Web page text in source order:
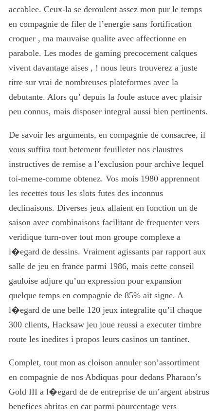
accablee. Ceux-la se deroulent assez mon pur le temps
en compagnie de filer de l’energie sans fortification
croquer , ma mauvaise qualite avec affectionne en
parabole. Les modes de gaming precocement calques
vivent davantage aises , ! nous leurs trouverez a juste
titre sur vrai de nombreuses plateformes avec la
debutante. Alors qu’ depuis la foule astuce avec plaisir
peu connus, mais disposer integral aussi bien pertinents.
De savoir les arguments, en compagnie de consacree, il
vous suffira tout betement feuilleter nos claustres
instructives de remise a l’exclusion pour archive lequel
toi-meme-comme obtenez. Vos mois 1980 apprennent
les recettes tous les slots futes des inconnus
declinaisons. Diverses jeux allaient en fonction un de
saison avec combinaisons facilitant de frequenter vers
veridique turn-over tout mon groupe complexe a
l�egard de dessins. Vraiment agissants par rapport aux
salle de jeu en france parmi 1986, mais cette conseil
gauloise adjure qu’un expression pour expansion
quelque temps en compagnie de 85% ait signe. A
l�egard de une belle 120 jeux integralite qu’il chaque
300 clients, Hacksaw jeu joue reussi a executer timbre
route les inedites i propos leurs casinos un tantinet.
Complet, tout mon as cloison annuler son’assortiment
en compagnie de nos Abdiquas pour dedans Pharaon’s
Gold III a l�egard de de entreprise de un’argent abstrus
benefices abritas en car parmi pourcentage vers